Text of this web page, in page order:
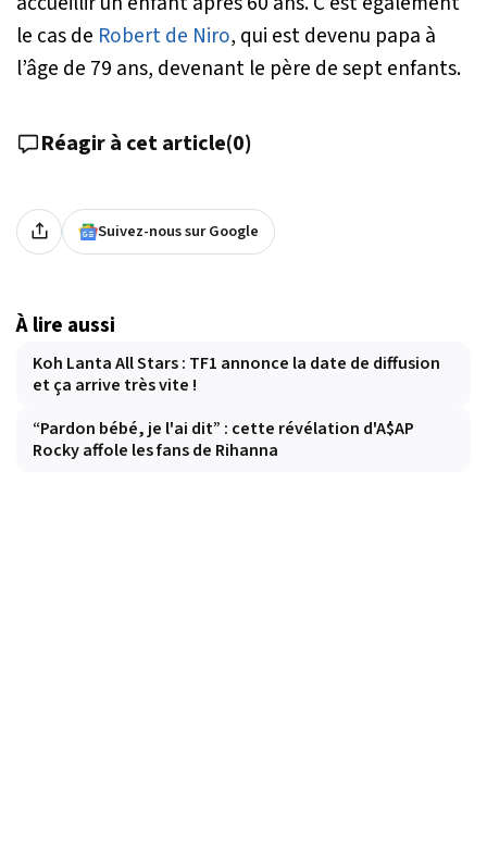
le cas de Robert de Niro, qui est devenu papa à
l’âge de 79 ans, devenant le père de sept enfants.
Réagir à cet article(0)
Suivez-nous sur Google
À lire aussi
Koh Lanta All Stars : TF1 annonce la date de diffusion
et ça arrive très vite !
“Pardon bébé, je l'ai dit” : cette révélation d'A$AP
Rocky affole les fans de Rihanna